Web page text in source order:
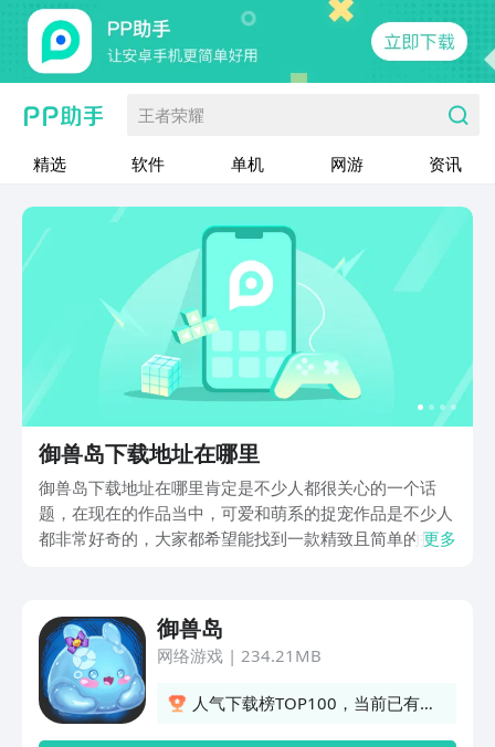
王者荣耀
精选 软件 单机 网游 资讯
御兽岛下载地址在哪里
御兽岛下载地址在哪里肯定是不少人都很关心的一个话
题，在现在的作品当中，可爱和萌系的捉宠作品是不少人
都非常好奇的，大家都希望能找到一款精致且简单的捉宠
解一下九游，作为手游福利最多最划算的游戏平台，并且
各位只要1元成会员，每月无门槛代金券、会员专属礼包
领不停，要知道九游APP是阿里巴巴灵犀互娱旗下产品，
大平台有保障。
更多
御兽岛
网络游戏| 234.21MB
人气下载榜TOP100，当前已有